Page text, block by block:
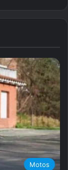
Motos